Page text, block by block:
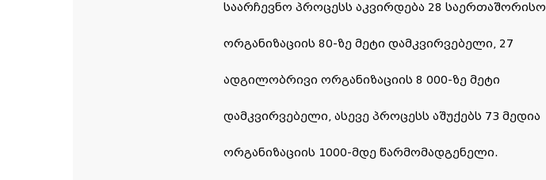
საარჩევნო პროცესს აკვირდება 28 საერთაშორისო
ორგანიზაციის 80-ზე მეტი დამკვირვებელი, 27
ადგილობრივი ორგანიზაციის 8 000-ზე მეტი
დამკვირვებელი, ასევე პროცესს აშუქებს 73 მედია
ორგანიზაციის 1000-მდე წარმომადგენელი.